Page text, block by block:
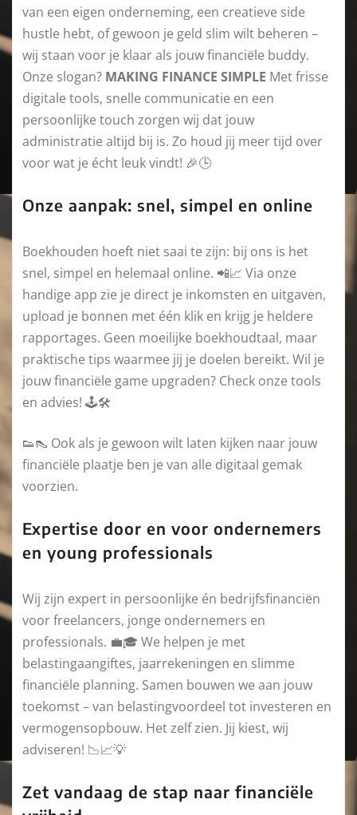
van een eigen onderneming, een creatieve side
hustle hebt, of gewoon je geld slim wilt beheren –
wij staan voor je klaar als jouw financiële buddy.
Onze slogan? MAKING FINANCE SIMPLE Met frisse
digitale tools, snelle communicatie en een
persoonlijke touch zorgen wij dat jouw
administratie altijd bij is. Zo houd jij meer tijd over
voor wat je écht leuk vindt! 🎉🕒
Onze aanpak: snel, simpel en online
Boekhouden hoeft niet saai te zijn: bij ons is het
snel, simpel en helemaal online. 📲📈 Via onze
handige app zie je direct je inkomsten en uitgaven,
upload je bonnen met één klik en krijg je heldere
rapportages. Geen moeilijke boekhoudtaal, maar
praktische tips waarmee jij je doelen bereikt. Wil je
jouw financiële game upgraden? Check onze tools
en advies! 🕹️🛠️
👟👠 Ook als je gewoon wilt laten kijken naar jouw
financiële plaatje ben je van alle digitaal gemak
voorzien.
Expertise door en voor ondernemers
en young professionals
Wij zijn expert in persoonlijke én bedrijfsfinanciën
voor freelancers, jonge ondernemers en
professionals. 💼🎓 We helpen je met
belastingaangiftes, jaarrekeningen en slimme
financiële planning. Samen bouwen we aan jouw
toekomst – van belastingvoordeel tot investeren en
vermogensopbouw. Het zelf zien. Jij kiest, wij
adviseren! 📉📈💡
Zet vandaag de stap naar financiële